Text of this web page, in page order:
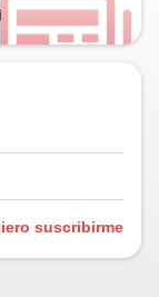
suscribirme